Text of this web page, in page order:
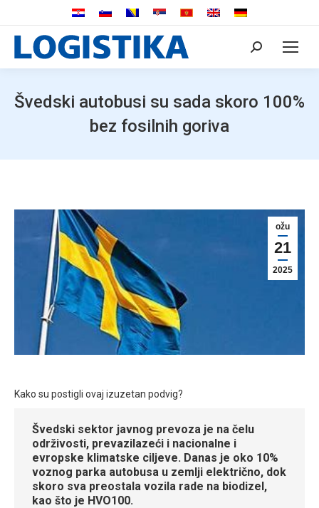
Search:
Švedski autobusi su sada skoro 100%
bez fosilnih goriva
ožu
21
2025
Kako su postigli ovaj izuzetan podvig?
Švedski sektor javnog prevoza je na čelu
održivosti, prevazilazeći i nacionalne i
evropske klimatske ciljeve. Danas je oko 10%
voznog parka autobusa u zemlji električno, dok
skoro sva preostala vozila rade na biodizel,
kao što je HVO100.